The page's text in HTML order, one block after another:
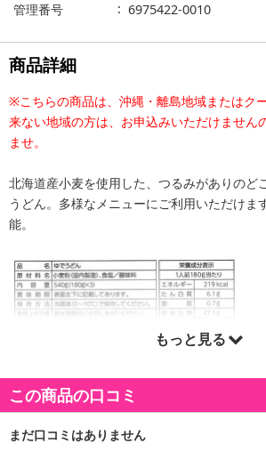
管理番号
6975422-0010
商品詳細
※こちらの商品は、沖縄・離島地域またはク
来ない地域の方は、お申込みいただけません
ませ。
北海道産小麦を使用した、つるみがありのど
うどん。多様なメニューにご利用いただけま
能。
もっと見る
この商品の口コミ